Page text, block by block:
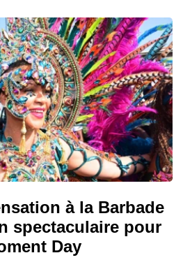
à la Barbade
spectaculaire pour
Day